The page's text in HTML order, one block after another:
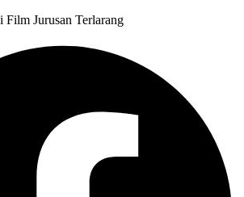
Jurusan Terlarang